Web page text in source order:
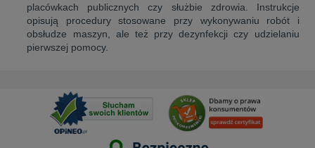
placówkach publicznych czy służbie zdrowia. Instrukcje
opisują procedury stosowane przy wykonywaniu robót i
obsłudze maszyn, ale też przy dezynfekcji czy udzielaniu
pierwszej pomocy.